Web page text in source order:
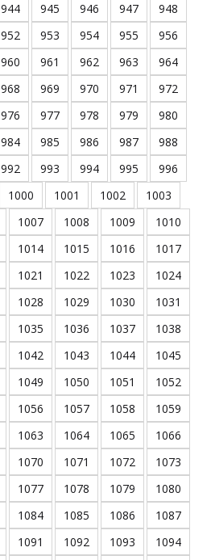
944 945 946 947
948
952 953 954 955
956
960 961 962 963
964
968 969 970 971
972
976 977 978 979
980
984 985 986 987
988
992 993 994 995
996
1000 1001 1002
1003
1007 1008 1009
1010
1014 1015 1016
1017
1021 1022 1023
1024
1028 1029 1030
1031
1035 1036 1037
1038
1042 1043 1044
1045
1049 1050 1051
1052
1056 1057 1058
1059
1063 1064 1065
1066
1070 1071 1072
1073
1077 1078 1079
1080
1084 1085 1086
1087
1091 1092 1093
1094